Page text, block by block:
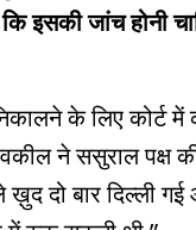
इसकी जांच होनी
के लिए कोर्ट
ने ससुराल पक्ष
ख़ुद दो बार दिल्ली